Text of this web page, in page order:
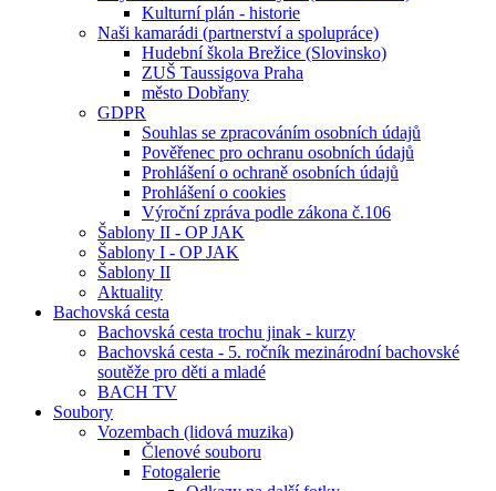
Kulturní plán - historie
Naši kamarádi (partnerství a spolupráce)
Hudební škola Brežice (Slovinsko)
ZUŠ Taussigova Praha
město Dobřany
GDPR
Souhlas se zpracováním osobních údajů
Pověřenec pro ochranu osobních údajů
Prohlášení o ochraně osobních údajů
Prohlášení o cookies
Výroční zpráva podle zákona č.106
Šablony II - OP JAK
Šablony I - OP JAK
Šablony II
Aktuality
Bachovská cesta
Bachovská cesta trochu jinak - kurzy
Bachovská cesta - 5. ročník mezinárodní bachovské
soutěže pro děti a mladé
BACH TV
Soubory
Vozembach (lidová muzika)
Členové souboru
Fotogalerie